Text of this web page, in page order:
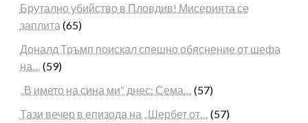
Брутално убийство в Пловдив! Мисерията се
заплита (65)
Доналд Тръмп поискал спешно обяснение от шефа
на… (59)
„В името на сина ми“ днес: Сема… (57)
Тази вечер в епизода на „Шербет от… (57)